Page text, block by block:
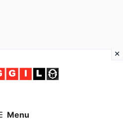
Menu